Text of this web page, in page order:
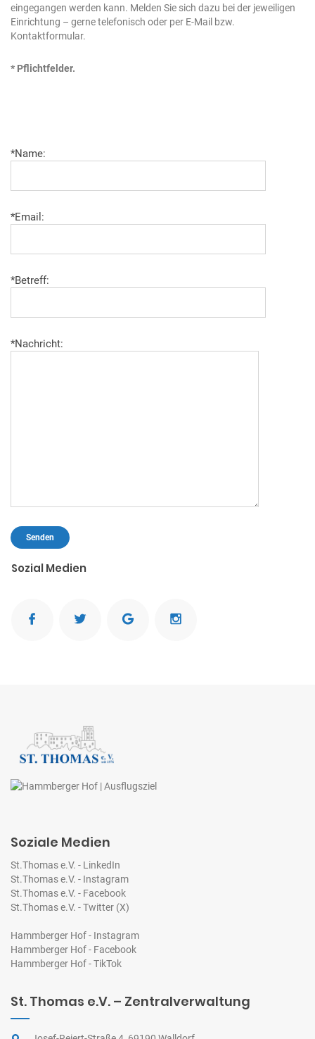
eingegangen werden kann. Melden Sie sich dazu bei der jeweiligen
Einrichtung – gerne telefonisch oder per E-Mail bzw.
Kontaktformular.
* Pflichtfelder.
*Name:
*Email:
*Betreff:
*Nachricht:
Sozial Medien
Soziale Medien
St.Thomas e.V. - LinkedIn
St.Thomas e.V. - Instagram
St.Thomas e.V. - Facebook
St.Thomas e.V. - Twitter (X)
Hammberger Hof - Instagram
Hammberger Hof - Facebook
Hammberger Hof - TikTok
St. Thomas e.V. – Zentralverwaltung